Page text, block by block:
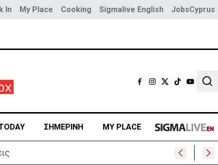
In My Place Cooking Sigmalive English JobsCyprus
ΣΗΜΕΡΙΝΗ MY PLACE